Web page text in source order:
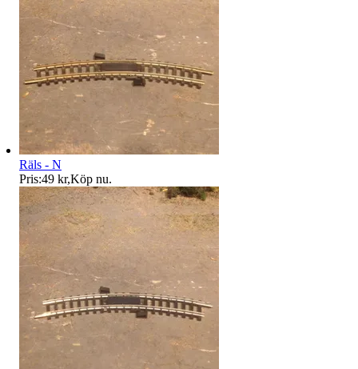
Räls - N
Pris:49 kr,Köp nu.